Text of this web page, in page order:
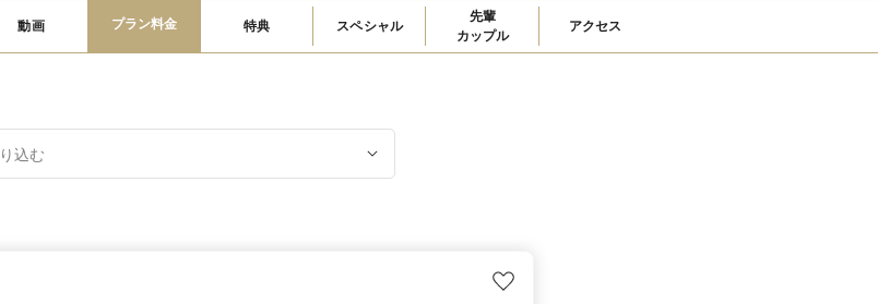
動画 プラン料金 特典 スペシャル
先輩
カップル
アクセス